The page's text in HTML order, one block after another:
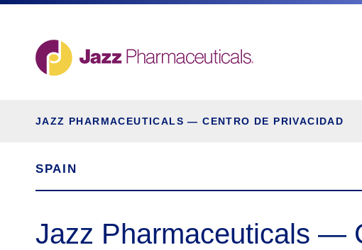
JAZZ PHARMACEUTICALS — CENTRO DE PRIVACIDAD
SPAIN
Jazz Pharmaceuticals —